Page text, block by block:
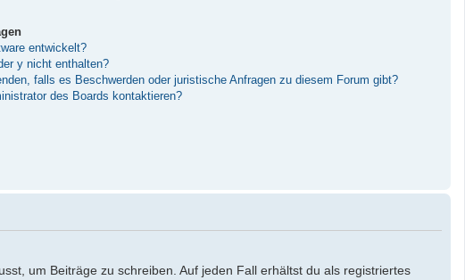
entwickelt?
y nicht enthalten?
falls es Beschwerden oder juristische Anfragen zu diesem Forum gibt?
des Boards kontaktieren?
um Beiträge zu schreiben. Auf jeden Fall erhältst du als registriertes